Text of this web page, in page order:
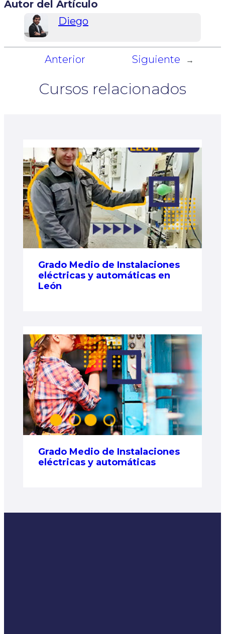
Autor del Artículo
Diego
Anterior Siguiente →
Cursos relacionados
Grado Medio de Instalaciones
eléctricas y automáticas en
León
Grado Medio de Instalaciones
eléctricas y automáticas